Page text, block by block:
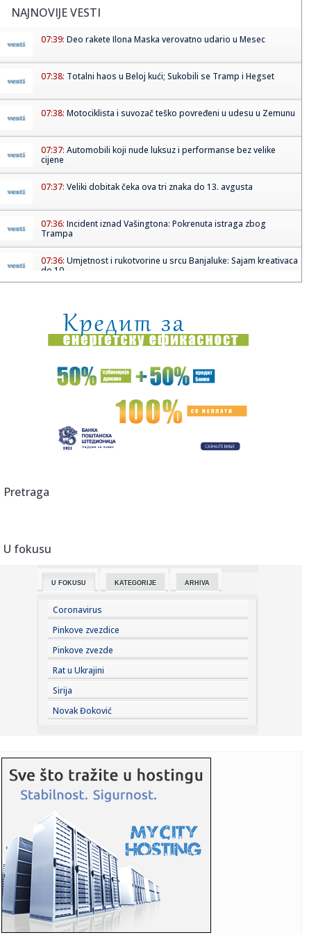
NAJNOVIJE VESTI
07:39: Deo rakete Ilona Maska verovatno udario u Mesec
07:38: Totalni haos u Beloj kući; Sukobili se Tramp i Hegset
07:38: Motociklista i suvozač teško povređeni u udesu u Zemunu
07:37: Automobili koji nude luksuz i performanse bez velike
cijene
07:37: Veliki dobitak čeka ova tri znaka do 13. avgusta
07:36: Incident iznad Vašingtona: Pokrenuta istraga zbog
Trampa
07:36: Umjetnost i rukotvorine u srcu Banjaluke: Sajam kreativaca
do 10....
07:36:Boravak Elfete Veseli na slobodi sumrak pravosuđa u BiH
07:32:Tom Holand obara rekorde: "Spajdermen" mu doneo
honorar od kojeg ...
Планирана искључења струје за ...
07:31:Sedma godina kampa "Srbija te zove": Vučić danas
pa uhap...
07:26:
07:25:
Vučić danas na dočeku pripadnika MUP-a koji su
07:24:Recept koji od bataka pravi gurmansko jelo
07:23:Everton doveo Kristijana Nergora: Iskusni Danac stigao iz
Arsenal...
07:23:Šelton, Fonseka, Muzeti i Rud u trećem kolu u Montrealu
07:21: Suša prži usjeve u BiH, neizbježno poskupljenje hrane
07:21:
poskupljenj...
07:20:Najbogatije selo u Evropi nalazi se nadomak Srbije: Nižu
se pala...
07:18:Vanredna situacija u delu opštine Kovin zbog požara u
Deliblats...
07:18:Težak udes u Beogradu; Motociklista i suvozač teško
Pretraga
U fokusu
U FOKUSU KATEGORIJE ARHIVA
Coronavirus
Pinkove zvezdice
Pinkove zvezde
Rat u Ukrajini
Sirija
Novak Đoković